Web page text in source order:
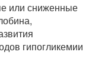
или сниженные
гипогликемии